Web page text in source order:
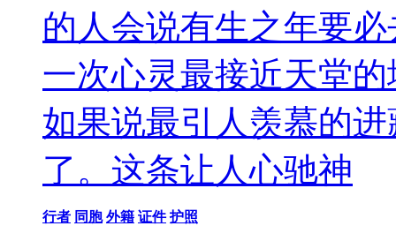
的人会说有生之年要
一次心灵最接近天堂
如果说最引人羡慕的
了。这条让人心驰神
行者 同胞 外籍 证件 护照